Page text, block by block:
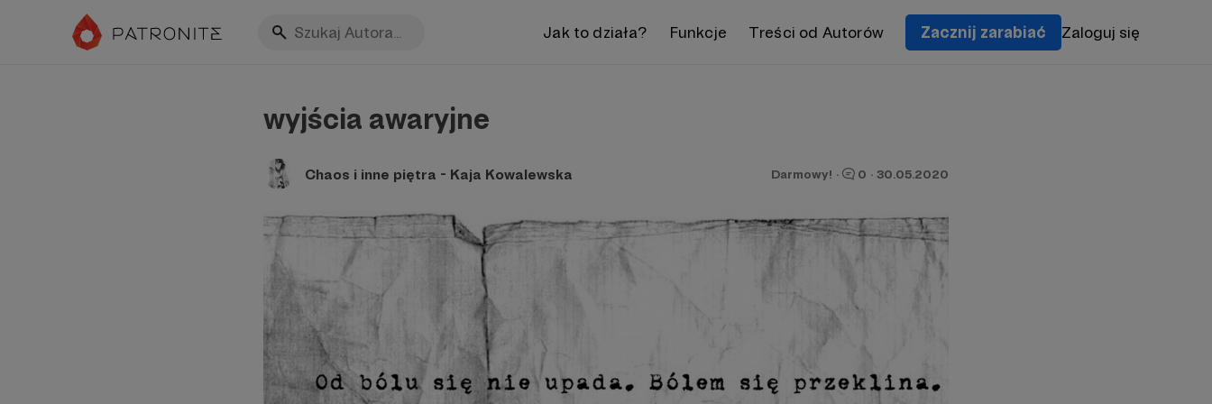
Jak to działa? Funkcje Treści od Autorów Zacznij zarabiać Zaloguj się
wyjścia awaryjne
Chaos i inne piętra - Kaja Kowalewska Darmowy! · 0 · 30.05.2020